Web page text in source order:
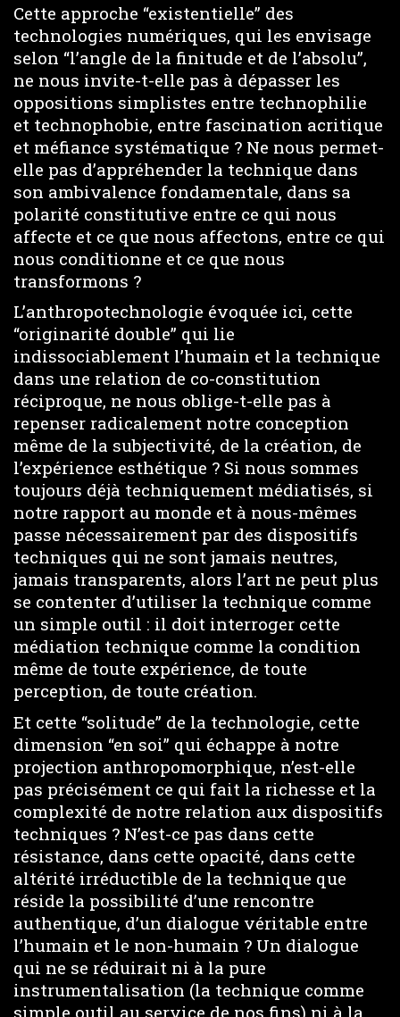
Cette approche “existentielle” des
technologies numériques, qui les envisage
selon “l’angle de la finitude et de l’absolu”,
ne nous invite-t-elle pas à dépasser les
oppositions simplistes entre technophilie
et technophobie, entre fascination acritique
et méfiance systématique ? Ne nous permet-
elle pas d’appréhender la technique dans
son ambivalence fondamentale, dans sa
polarité constitutive entre ce qui nous
affecte et ce que nous affectons, entre ce qui
nous conditionne et ce que nous
transformons ?
L’anthropotechnologie évoquée ici, cette
“originarité double” qui lie
indissociablement l’humain et la technique
dans une relation de co-constitution
réciproque, ne nous oblige-t-elle pas à
repenser radicalement notre conception
même de la subjectivité, de la création, de
l’expérience esthétique ? Si nous sommes
toujours déjà techniquement médiatisés, si
notre rapport au monde et à nous-mêmes
passe nécessairement par des dispositifs
techniques qui ne sont jamais neutres,
jamais transparents, alors l’art ne peut plus
se contenter d’utiliser la technique comme
un simple outil : il doit interroger cette
médiation technique comme la condition
même de toute expérience, de toute
perception, de toute création.
Et cette “solitude” de la technologie, cette
dimension “en soi” qui échappe à notre
projection anthropomorphique, n’est-elle
pas précisément ce qui fait la richesse et la
complexité de notre relation aux dispositifs
techniques ? N’est-ce pas dans cette
résistance, dans cette opacité, dans cette
altérité irréductible de la technique que
réside la possibilité d’une rencontre
authentique, d’un dialogue véritable entre
l’humain et le non-humain ? Un dialogue
qui ne se réduirait ni à la pure
instrumentalisation (la technique comme
simple outil au service de nos fins) ni à la